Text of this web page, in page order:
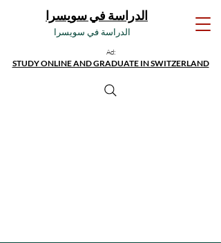
الدراسة في سويسرا
الدراسة في سويسرا
Ad:
STUDY ONLINE AND GRADUATE IN SWITZERLAND